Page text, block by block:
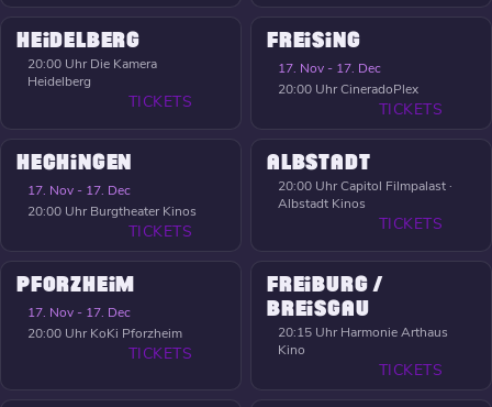
HEIDELBERG
20:00 Uhr Die Kamera
Heidelberg
TICKETS
FREISING
17. Nov - 17. Dec
20:00 UhrCineradoPlex
TICKETS
HECHINGEN
17. Nov - 17. Dec
20:00 Uhr Burgtheater Kinos
TICKETS
ALBSTADT
20:00 UhrCapitol Filmpalast ·
Albstadt Kinos
TICKETS
PFORZHEIM
17. Nov - 17. Dec
20:00 Uhr KoKi Pforzheim
TICKETS
FREIBURG /
BREISGAU
20:15 Uhr Harmonie Arthaus
Kino
TICKETS